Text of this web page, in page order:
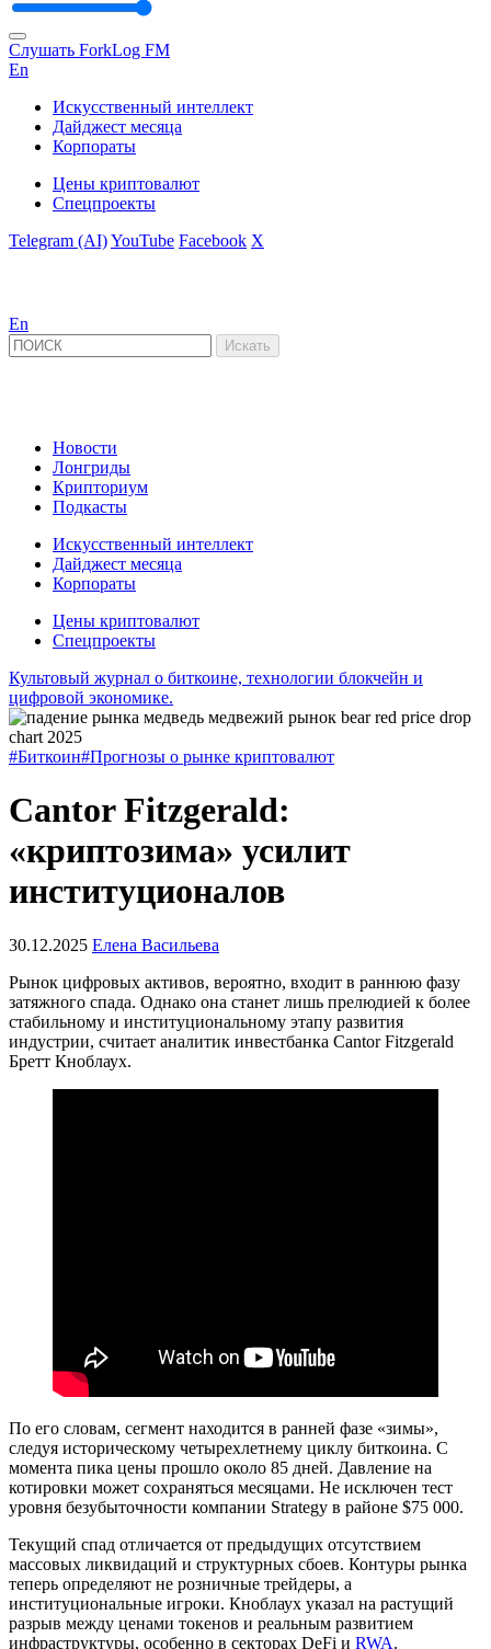
Слушать ForkLog FM
En
Искусственный интеллект
Дайджест месяца
Корпораты
Цены криптовалют
Спецпроекты
Telegram (AI)YouTube Facebook X
En
Новости
Лонгриды
Крипториум
Подкасты
Искусственный интеллект
Дайджест месяца
Корпораты
Цены криптовалют
Спецпроекты
Культовый журнал о биткоине, технологии блокчейн и
цифровой экономике.
#Биткоин#Прогнозы о рынке криптовалют
Cantor Fitzgerald:
«криптозима» усилит
институционалов
30.12.2025 Елена Васильева
Рынок цифровых активов, вероятно, входит в раннюю фазу
затяжного спада. Однако она станет лишь прелюдией к более
стабильному и институциональному этапу развития
индустрии, считает аналитик инвестбанка Cantor Fitzgerald
Бретт Кноблаух.
По его словам, сегмент находится в ранней фазе «зимы»,
следуя историческому четырехлетнему циклу биткоина. С
момента пика цены прошло около 85 дней. Давление на
котировки может сохраняться месяцами. Не исключен тест
уровня безубыточности компании Strategy в районе $75 000.
Текущий спад отличается от предыдущих отсутствием
массовых ликвидаций и структурных сбоев. Контуры рынка
теперь определяют не розничные трейдеры, а
институциональные игроки. Кноблаух указал на растущий
разрыв между ценами токенов и реальным развитием
инфраструктуры, особенно в секторах DeFi и RWA.